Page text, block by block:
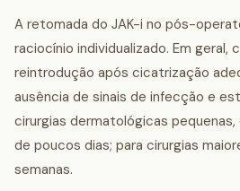
A retomada do JAK-i no pós-
raciocínio individualizado. Em geral,
reintrodução após cicatrização
ausência de sinais de infecção e
cirurgias dermatológicas
de poucos dias; para cirurgias
semanas.